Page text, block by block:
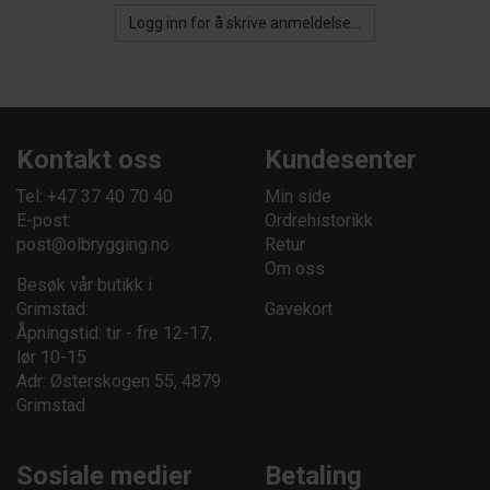
Logg inn for å skrive anmeldelse...
Kontakt oss
Tel: +47 37 40 70 40
E-post:
post@olbrygging.no
Besøk vår butikk i
Grimstad:
Åpningstid: tir - fre 12-17,
lør 10-15
Adr: Østerskogen 55, 4879
Grimstad
Kundesenter
Min side
Ordrehistorikk
Retur
Om oss
Gavekort
Sosiale medier Betaling